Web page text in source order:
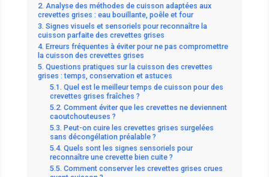
Analyse des méthodes de cuisson adaptées aux
crevettes grises : eau bouillante, poêle et four
Signes visuels et sensoriels pour reconnaître la
cuisson parfaite des crevettes grises
Erreurs fréquentes à éviter pour ne pas compromettre
la cuisson des crevettes grises
Questions pratiques sur la cuisson des crevettes
grises : temps, conservation et astuces
Quel est le meilleur temps de cuisson pour des
crevettes grises fraîches ?
Comment éviter que les crevettes ne deviennent
caoutchouteuses ?
Peut-on cuire les crevettes grises surgelées
sans décongélation préalable ?
Quels sont les signes sensoriels pour
reconnaître une crevette bien cuite ?
Comment conserver les crevettes grises crues